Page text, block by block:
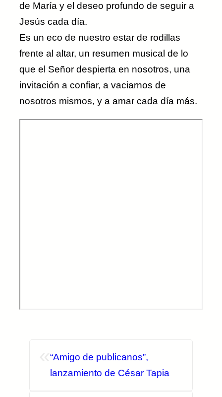
de María y el deseo profundo de seguir a
Jesús cada día.
Es un eco de nuestro estar de rodillas
frente al altar, un resumen musical de lo
que el Señor despierta en nosotros, una
invitación a confiar, a vaciarnos de
nosotros mismos, y a amar cada día más.
“Amigo de publicanos”,
lanzamiento de César Tapia